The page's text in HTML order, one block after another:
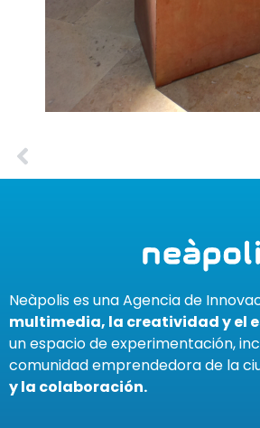
Neàpolis es una Agencia de
multimedia, la creatividad y el
un espacio de experimentación,
comunidad emprendedora de la
y la colaboración.